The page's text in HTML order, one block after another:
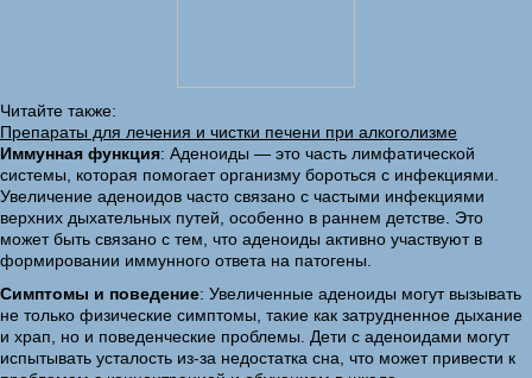
Читайте также:
Препараты для лечения и чистки печени при алкоголизме
Иммунная функция: Аденоиды — это часть лимфатической
системы, которая помогает организму бороться с инфекциями.
Увеличение аденоидов часто связано с частыми инфекциями
верхних дыхательных путей, особенно в раннем детстве. Это
может быть связано с тем, что аденоиды активно участвуют в
формировании иммунного ответа на патогены.
Симптомы и поведение: Увеличенные аденоиды могут вызывать
не только физические симптомы, такие как затрудненное дыхание
и храп, но и поведенческие проблемы. Дети с аденоидами могут
испытывать усталость из-за недостатка сна, что может привести к